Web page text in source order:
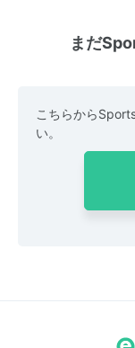
まだ
こちらから
い。